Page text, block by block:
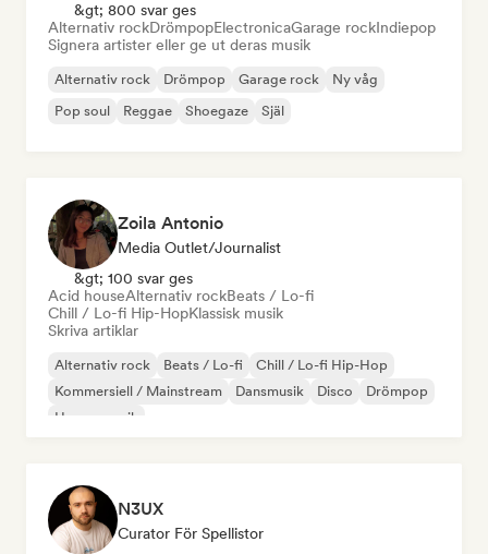
&gt; 800 svar ges
Alternativ rockDrömpopElectronicaGarage rockIndiepop
Signera artister eller ge ut deras musik
Alternativ rock Drömpop Garage rock
Ny våg
Pop soul
Reggae Shoegaze Själ
Zoila Antonio
Media Outlet/Journalist
&gt; 100 svar ges
Acid houseAlternativ rockBeats / Lo-fi
Chill / Lo-fi Hip-HopKlassisk musik
Skriva artiklar
Alternativ rock Beats / Lo-fi
Chill / Lo-fi Hip-Hop
Kommersiell / Mainstream
Dansmusik Disco
Drömpop
House-musik
N3UX
Curator För Spellistor